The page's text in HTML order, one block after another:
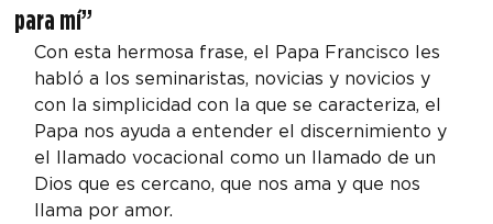
para mí”
Con esta hermosa frase, el Papa Francisco les
habló a los seminaristas, novicias y novicios y
con la simplicidad con la que se caracteriza, el
Papa nos ayuda a entender el discernimiento y
el llamado vocacional como un llamado de un
Dios que es cercano, que nos ama y que nos
llama por amor.